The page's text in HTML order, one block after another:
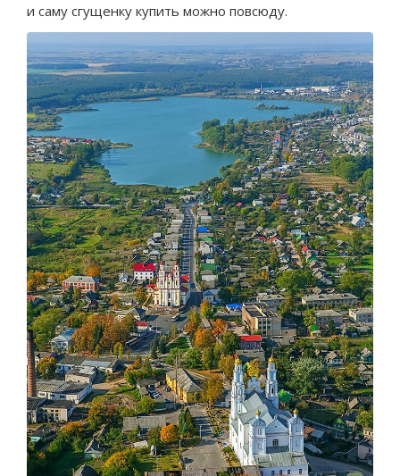
и саму сгущенку купить можно повсюду.